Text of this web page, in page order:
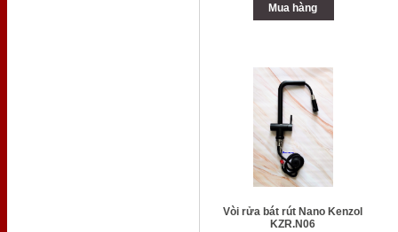
Mua hàng
Vòi rửa bát rút Nano Kenzol
KZR.N06